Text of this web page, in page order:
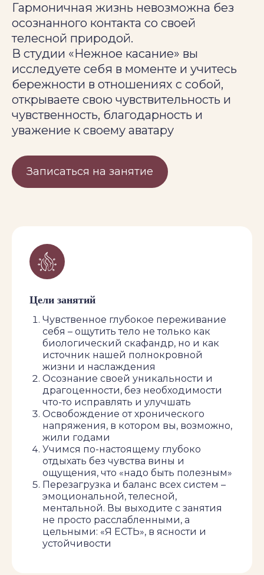
Гармоничная жизнь невозможна без
осознанного контакта со своей
телесной природой.
В студии «Нежное касание» вы
исследуете себя в моменте и учитесь
бережности в отношениях с собой,
открываете свою чувствительность и
чувственность, благодарность и
уважение к своему аватару
Записаться на занятие
Цели занятий
Чувственное глубокое переживание
себя – ощутить тело не только как
биологический скафандр, но и как
источник нашей полнокровной
жизни и наслаждения
Осознание своей уникальности и
драгоценности, без необходимости
что-то исправлять и улучшать
Освобождение от хронического
напряжения, в котором вы, возможно,
жили годами
Учимся по-настоящему глубоко
отдыхать без чувства вины и
ощущения, что «надо быть полезным»
Перезагрузка и баланс всех систем –
эмоциональной, телесной,
ментальной. Вы выходите с занятия
не просто расслабленными, а
цельными: «Я ЕСТЬ», в ясности и
устойчивости
Релаксолог, энерготерапевт,
преподаватель осознанного
прикосновения и практик
внимания
*ведущая групп по релакс-
массажу «Мнуши»
*исследователь колыбельных,
создатель проекта «Колыбельные
по разным поводам»
Евгения Славина